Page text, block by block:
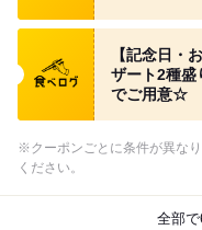
食べログ クーポ
【記念日・
ザート2種盛
でご用意☆
※クーポンごとに条件が異な
ください。
全部